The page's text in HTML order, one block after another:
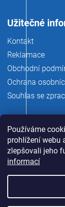
Používáme
prohlížení webu
zlepšovali jeho
informací
Užitečné
Kontakt
Reklamace
Obchodní
Ochrana
Souhlas se